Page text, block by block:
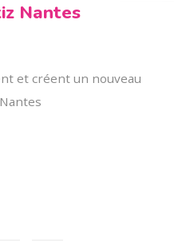
Nantes
et créent un nouveau